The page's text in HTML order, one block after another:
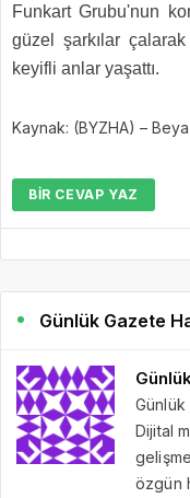
Funkart Grubu'nun
güzel şarkılar
keyifli anlar yaşattı.
Kaynak: (BYZHA) –
BIR CEVAP YAZ
Günlük Gazete
Günlük
Dijital
özgün